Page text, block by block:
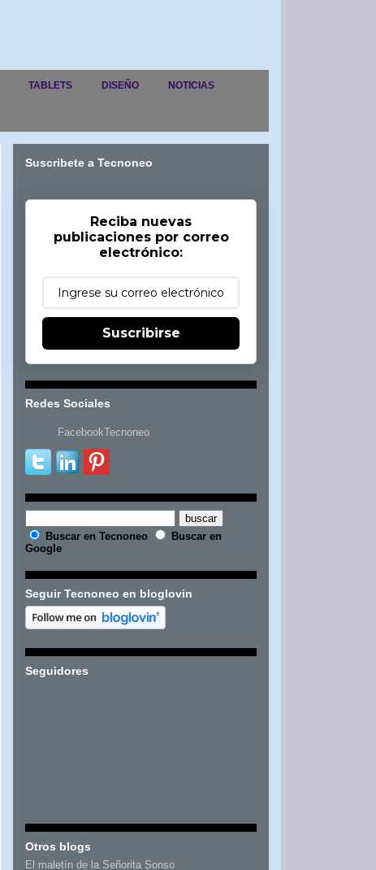
TABLETS DISEÑO NOTICIAS
Suscribete a Tecnoneo
Reciba nuevas
publicaciones por correo
electrónico:
Suscribirse
Redes Sociales
FacebookTecnoneo
Buscar en Tecnoneo
Buscar en
Google
Seguir Tecnoneo en bloglovin
Seguidores
Otros blogs
El maletín de la Señorita Sonso